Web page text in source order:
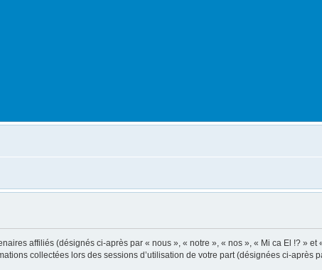
affiliés (désignés ci-après par « nous », « notre », « nos », « Mi ca El !? » et
collectées lors des sessions d’utilisation de votre part (désignées ci-après